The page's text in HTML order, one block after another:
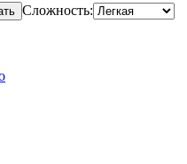
Сложность: